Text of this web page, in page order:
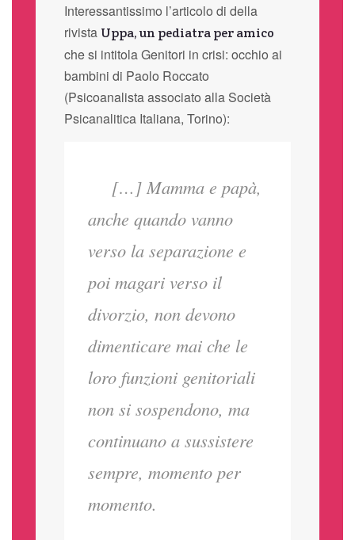
Interessantissimo l’articolo di della
rivista Uppa, un pediatra per amico
che si intitola Genitori in crisi: occhio ai
bambini di Paolo Roccato
(Psicoanalista associato alla Società
Psicanalitica Italiana, Torino):
[…] Mamma e papà,
anche quando vanno
verso la separazione e
poi magari verso il
divorzio, non devono
dimenticare mai che le
loro funzioni genitoriali
non si sospendono, ma
continuano a sussistere
sempre, momento per
momento.